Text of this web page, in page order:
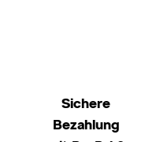
Sichere
Bezahlung